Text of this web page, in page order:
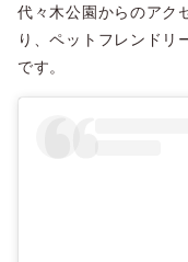
代々木公園からのアク
り、ペットフレンドリ
です。